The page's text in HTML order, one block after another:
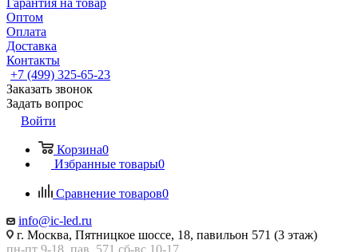
Гарантия на товар
Оптом
Оплата
Доставка
Контакты
+7 (499) 325-65-23
Заказать звонок
Задать вопрос
Войти
Корзина0
Избранные товары0
Сравнение товаров0
info@ic-led.ru
г. Москва, Пятницкое шоссе, 18, павильон 571 (3 этаж)
пн-пт 9-18, пав. 571 сб-вс 10-17